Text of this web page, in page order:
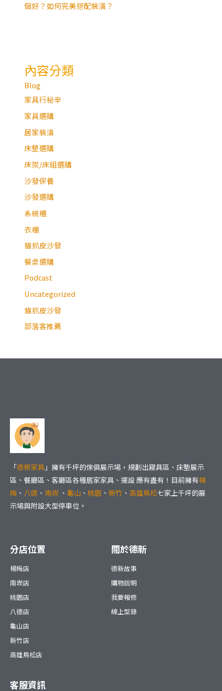
個好？如何完美搭配裝潢？
內容分類
Blog
家具行秘辛
家具選購
居家裝潢
床墊選購
床架/床組選購
沙發保養
沙發選購
系統櫃
衣櫃
貓抓皮沙發
餐桌選購
Podcast
Uncategorized
貓抓皮沙發
部落客推薦
「德新家具 」擁有千坪的傢俱展示場，規劃出寢具區、床墊展示
區、餐廳區、客廳區各種居家家具、擺設 應有盡有！目前擁有楊
梅 、 八德 、 南崁 、 龜山 、 桃園 、 新竹 、 高雄鳥松七家上千坪的展
示場與附設大型停車位。
分店位置
楊梅店
南崁店
桃園店
八德店
龜山店
新竹店
高雄鳥松店
關於德新
德新故事
購物說明
我要報修
線上型錄
客服資訊